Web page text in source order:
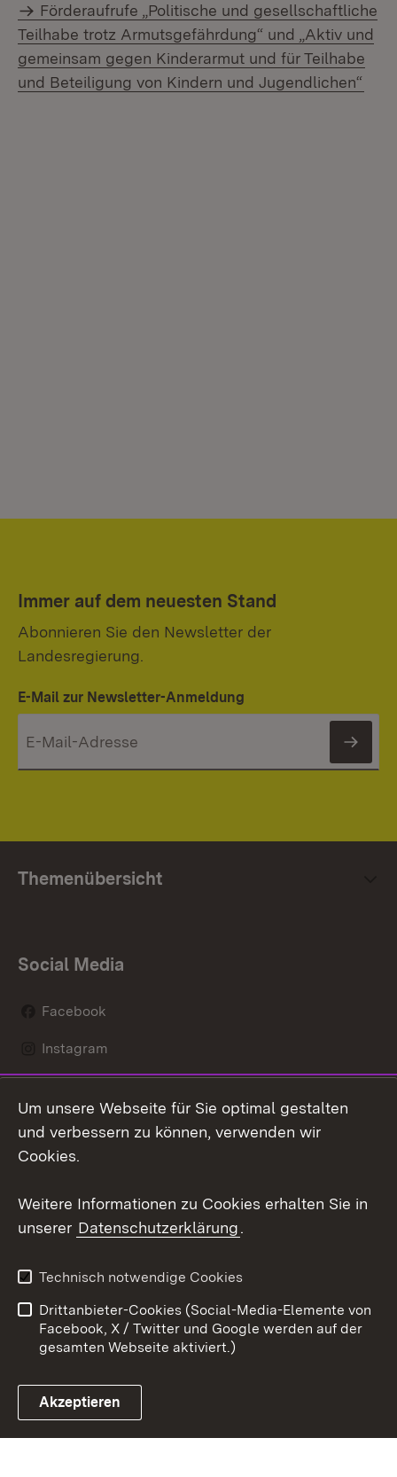
Förderaufrufe „Politische und gesellschaftliche
Teilhabe trotz Armutsgefährdung“ und „Aktiv und
gemeinsam gegen Kinderarmut und für Teilhabe
und Beteiligung von Kindern und Jugendlichen“
Immer auf dem neuesten Stand
Abonnieren Sie den Newsletter der
Landesregierung.
E-Mail zur Newsletter-Anmeldung
Themenübersicht
Social Media
Facebook
Instagram
Mastodon
Youtube
Link zum Landesportal
Kontakt
Datenschutz
Barrierefreiheit
Impressum Cookies
Um unsere Webseite für Sie optimal gestalten
und verbessern zu können, verwenden wir
Cookies.
Weitere Informationen zu Cookies erhalten Sie in
unserer Datenschutzerklärung.
Technisch notwendige Cookies
Drittanbieter-Cookies (Social-Media-Elemente von
Facebook, X / Twitter und Google werden auf der
gesamten Webseite aktiviert.)
Akzeptieren